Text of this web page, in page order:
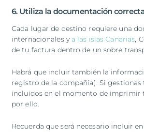
6. Utiliza la documentación
Cada lugar de destino requiere una
internacionales y a las islas Canarias,
de tu factura dentro de un sobre
Habrá que incluir también la
registro de la compañía). Si
incluidos en el momento de imprimir
por ello.
Recuerda que será necesario incluir